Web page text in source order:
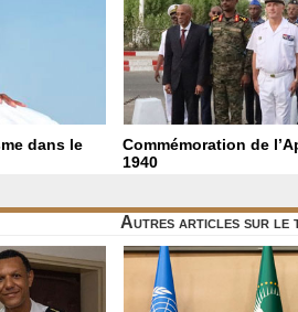
dans le
Commémoration de
1940
Autres articles sur le